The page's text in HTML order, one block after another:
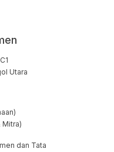
Utara
Mitra)
dan Tata